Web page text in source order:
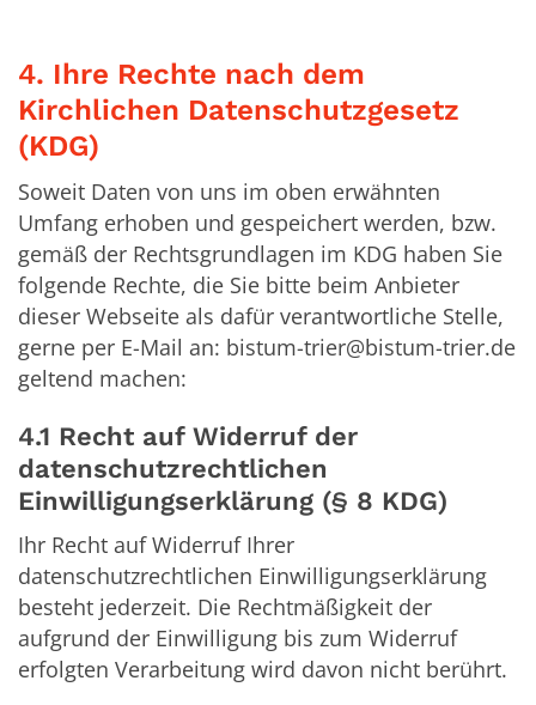
4. Ihre Rechte nach dem
Kirchlichen Datenschutzgesetz
(KDG)
Soweit Daten von uns im oben erwähnten
Umfang erhoben und gespeichert werden, bzw.
gemäß der Rechtsgrundlagen im KDG haben Sie
folgende Rechte, die Sie bitte beim Anbieter
dieser Webseite als dafür verantwortliche Stelle,
gerne per E-Mail an: bistum-trier@bistum-trier.de
geltend machen:
4.1 Recht auf Widerruf der
datenschutzrechtlichen
Einwilligungserklärung (§ 8 KDG)
Ihr Recht auf Widerruf Ihrer
datenschutzrechtlichen Einwilligungserklärung
besteht jederzeit. Die Rechtmäßigkeit der
aufgrund der Einwilligung bis zum Widerruf
erfolgten Verarbeitung wird davon nicht berührt.